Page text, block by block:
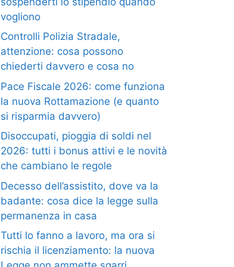
vogliono
Controlli Polizia Stradale,
attenzione: cosa possono
chiederti davvero e cosa no
Pace Fiscale 2026: come funziona
la nuova Rottamazione (e quanto
si risparmia davvero)
Disoccupati, pioggia di soldi nel
2026: tutti i bonus attivi e le novità
che cambiano le regole
Decesso dell’assistito, dove va la
badante: cosa dice la legge sulla
permanenza in casa
Tutti lo fanno a lavoro, ma ora si
rischia il licenziamento: la nuova